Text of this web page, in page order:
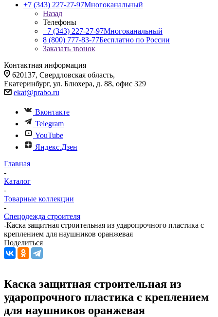
+7 (343) 227-27-97Многоканальный
Назад
Телефоны
+7 (343) 227-27-97Многоканальный
8 (800) 777-83-77Бесплатно по России
Заказать звонок
Контактная информация
620137, Свердловская область,
Екатеринбург, ул. Блюхера, д. 88, офис 329
ekat@prabo.ru
Вконтакте
Telegram
YouTube
Яндекс.Дзен
Главная
-
Каталог
-
Товарные коллекции
-
Спецодежда строителя
-Каска защитная строительная из ударопрочного пластика с
креплением для наушников оранжевая
Поделиться
Каска защитная строительная из
ударопрочного пластика с креплением
для наушников оранжевая